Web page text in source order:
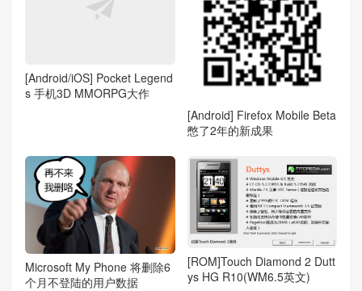
[Android/iOS] Pocket Legend
s 手机3D MMORPG大作
[Android] Firefox Mobile Beta
憋了2年的新成果
Microsoft My Phone 将删除6
个月不登陆的用户数据
[ROM]Touch Diamond 2 Dutt
ys HG R10(WM6.5英文)